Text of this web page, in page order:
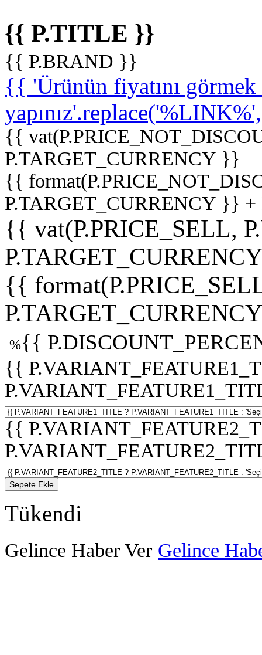
{{ P.TITLE }}
{{ P.BRAND }}
{{ 'Ürünün fiyatını
{{
P.TARGET_CURRENCY }}
{{
P.TARGET_CURRENCY }}
{{ vat(P.PRICE_SELL,
{{
%{{
{{
{{
Sepete Ekle
Tükendi
Gelince Haber Ver Gelince